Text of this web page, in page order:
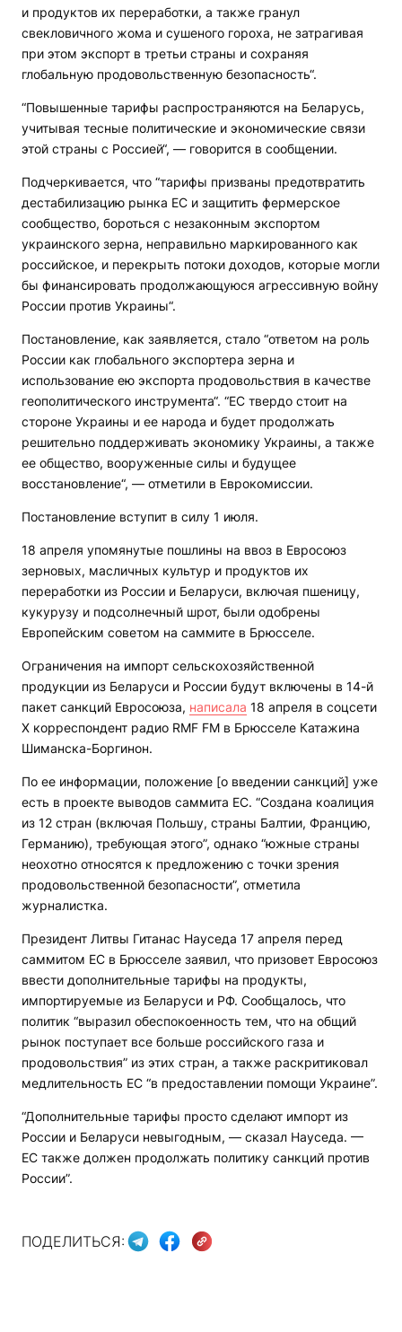
и продуктов их переработки, а также гранул
свекловичного жома и сушеного гороха, не затрагивая
при этом экспорт в третьи страны и сохраняя
глобальную продовольственную безопасность“.
“Повышенные тарифы распространяются на Беларусь,
учитывая тесные политические и экономические связи
этой страны с Россией“, — говорится в сообщении.
Подчеркивается, что “тарифы призваны предотвратить
дестабилизацию рынка ЕС и защитить фермерское
сообщество, бороться с незаконным экспортом
украинского зерна, неправильно маркированного как
российское, и перекрыть потоки доходов, которые могли
бы финансировать продолжающуюся агрессивную войну
России против Украины“.
Постановление, как заявляется, стало “ответом на роль
России как глобального экспортера зерна и
использование ею экспорта продовольствия в качестве
геополитического инструмента“. “ЕС твердо стоит на
стороне Украины и ее народа и будет продолжать
решительно поддерживать экономику Украины, а также
ее общество, вооруженные силы и будущее
восстановление“, — отметили в Еврокомиссии.
Постановление вступит в силу 1 июля.
18 апреля упомянутые пошлины на ввоз в Евросоюз
зерновых, масличных культур и продуктов их
переработки из России и Беларуси, включая пшеницу,
кукурузу и подсолнечный шрот, были одобрены
Европейским советом на саммите в Брюсселе.
Ограничения на импорт сельскохозяйственной
продукции из Беларуси и России будут включены в 14-й
пакет санкций Евросоюза, написала 18 апреля в соцсети
Х корреспондент радио RMF FM в Брюсселе Катажина
Шиманска-Боргинон.
По ее информации, положение [о введении санкций] уже
есть в проекте выводов саммита ЕС. “Создана коалиция
из 12 стран (включая Польшу, страны Балтии, Францию,
Германию), требующая этого”, однако “южные страны
неохотно относятся к предложению с точки зрения
продовольственной безопасности”, отметила
журналистка.
Президент Литвы Гитанас Науседа 17 апреля перед
саммитом ЕС в Брюсселе заявил, что призовет Евросоюз
ввести дополнительные тарифы на продукты,
импортируемые из Беларуси и РФ. Сообщалось, что
политик “выразил обеспокоенность тем, что на общий
рынок поступает все больше российского газа и
продовольствия” из этих стран, а также раскритиковал
медлительность ЕС “в предоставлении помощи Украине”.
“Дополнительные тарифы просто сделают импорт из
России и Беларуси невыгодным, — сказал Науседа. —
ЕС также должен продолжать политику санкций против
России”.
ПОДЕЛИТЬСЯ: